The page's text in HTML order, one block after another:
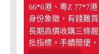
66*6港、粵Z 77*7
身份象徵，有錢難
長期高價收購三條
批指標。手續簡便